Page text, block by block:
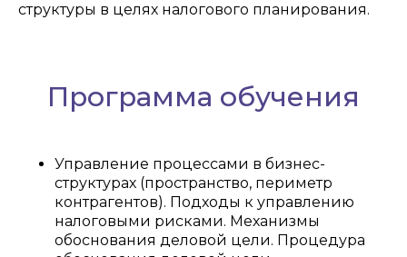
структуры в целях налогового планирования.
Программа обучения
Управление процессами в бизнес-
структурах (пространство, периметр
контрагентов). Подходы к управлению
налоговыми рисками. Механизмы
обоснования деловой цели. Процедура